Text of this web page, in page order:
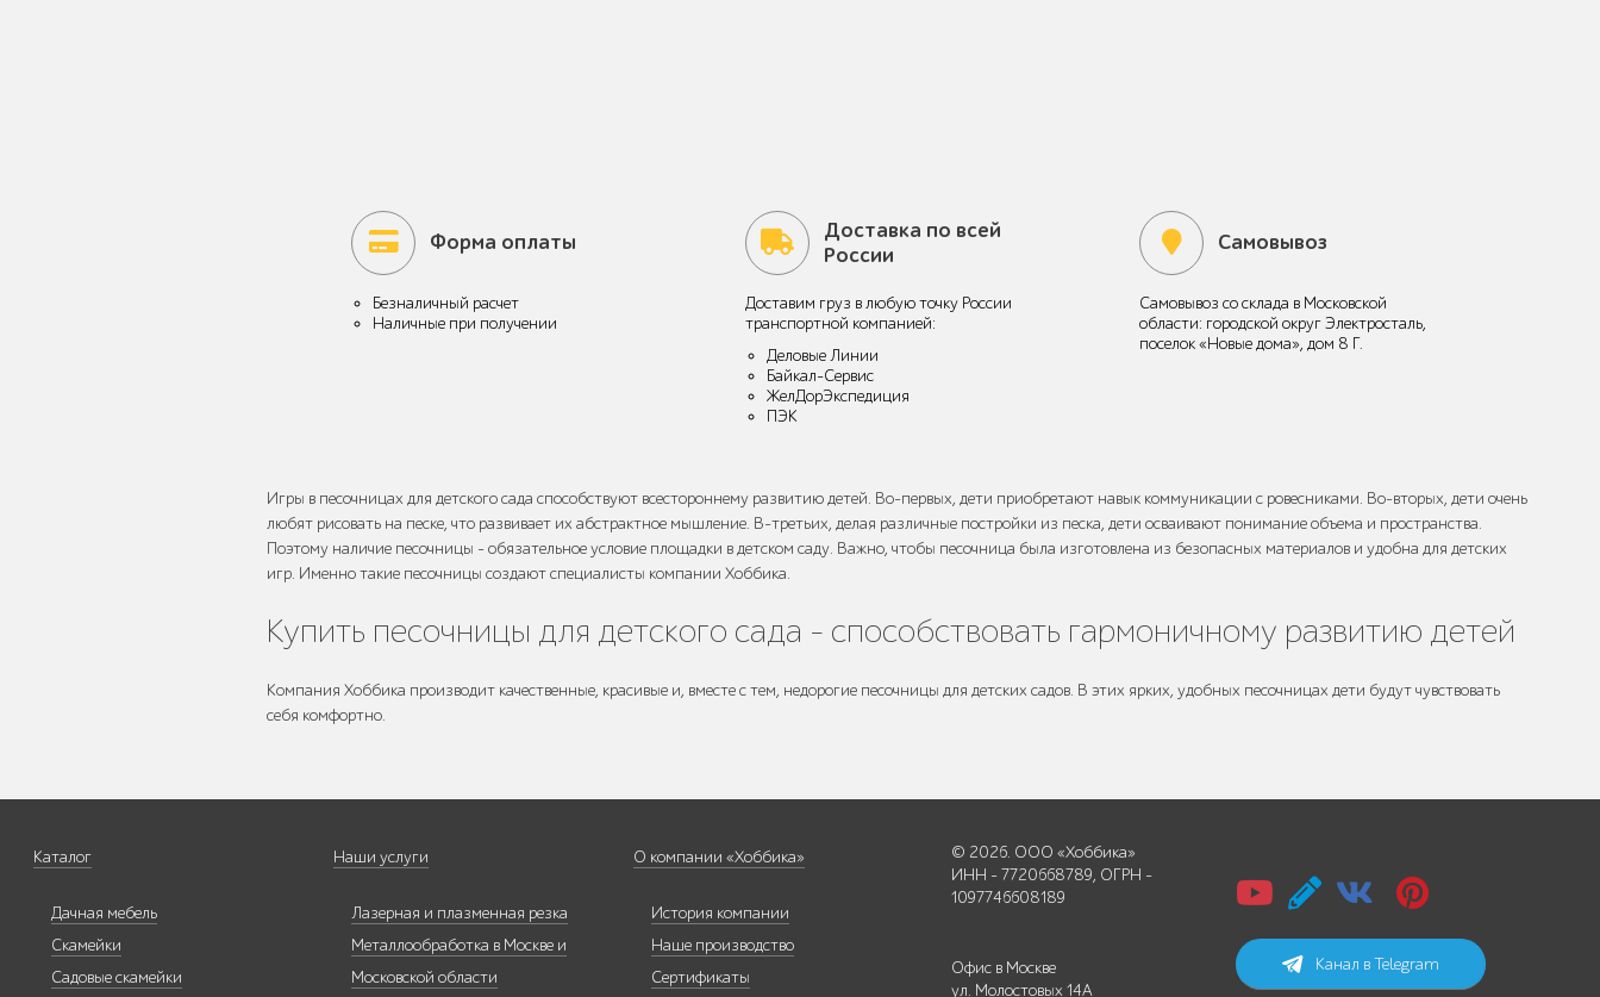
вентиляционных
шахт
Форма оплаты
Безналичный расчет
Наличные при получении
Доставка по всей
России
Доставим груз в любую точку России
транспортной компанией:
Деловые Линии
Байкал-Сервис
ЖелДорЭкспедиция
ПЭК
Самовывоз
Самовывоз со склада в Московской
области: городской округ Электросталь,
поселок «Новые дома», дом 8 Г.
Игры в песочницах для детского сада способствуют всестороннему развитию детей. Во-первых, дети приобретают навык коммуникации с ровесниками. Во-вторых, дети очень
любят рисовать на песке, что развивает их абстрактное мышление. В-третьих, делая различные постройки из песка, дети осваивают понимание объема и пространства.
Поэтому наличие песочницы – обязательное условие площадки в детском саду. Важно, чтобы песочница была изготовлена из безопасных материалов и удобна для детских
игр. Именно такие песочницы создают специалисты компании Хоббика.
Купить песочницы для детского сада – способствовать гармоничному развитию детей
Компания Хоббика производит качественные, красивые и, вместе с тем, недорогие песочницы для детских садов. В этих ярких, удобных песочницах дети будут чувствовать
себя комфортно.
Каталог
Дачная мебель
Скамейки
Садовые скамейки
Наши услуги
Лазерная и плазменная резка
Металлообработка в Москве и
Московской области
О компании «Хоббика»
История компании
Наше производство
Сертификаты
© 2026. ООО «Хоббика»
ИНН - 7720668789, ОГРН -
1097746608189
Офис в Москве
ул. Молостовых 14А
Канал в Telegram